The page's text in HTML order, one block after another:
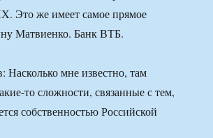
Это же имеет самое прямое
Матвиенко. Банк ВТБ.
Насколько мне известно, там
то сложности, связанные с тем,
собственностью Российской